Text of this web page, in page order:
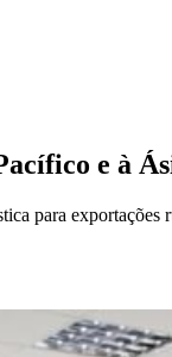
e à
para exportações